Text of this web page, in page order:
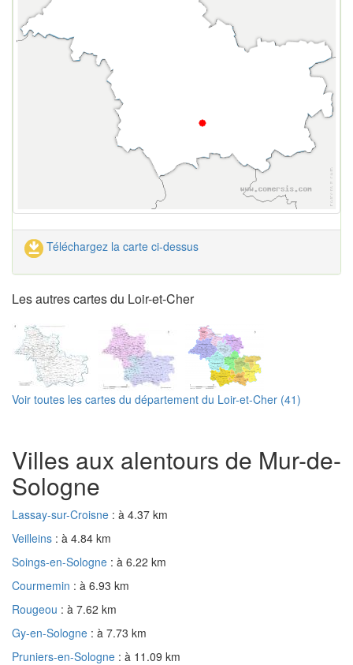
Téléchargez la carte ci-dessus
Les autres cartes du Loir-et-Cher
Voir toutes les cartes du département du Loir-et-Cher (41)
Villes aux alentours de Mur-de-
Sologne
Lassay-sur-Croisne : à 4.37 km
Veilleins : à 4.84 km
Soings-en-Sologne : à 6.22 km
Courmemin : à 6.93 km
Rougeou : à 7.62 km
Gy-en-Sologne : à 7.73 km
Pruniers-en-Sologne : à 11.09 km